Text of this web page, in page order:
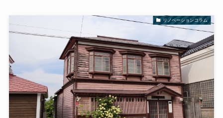
リノベーションコラム